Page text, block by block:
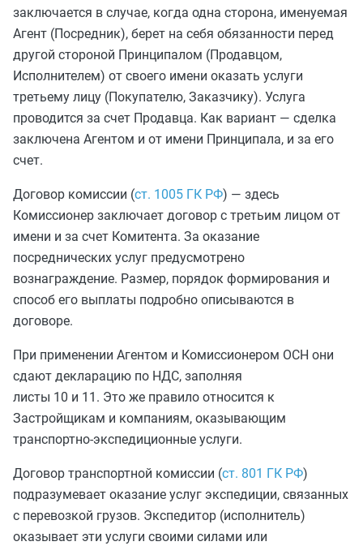
заключается в случае, когда одна сторона, именуемая
Агент (Посредник), берет на себя обязанности перед
другой стороной Принципалом (Продавцом,
Исполнителем) от своего имени оказать услуги
третьему лицу (Покупателю, Заказчику). Услуга
проводится за счет Продавца. Как вариант — сделка
заключена Агентом и от имени Принципала, и за его
счет.
Договор комиссии (ст. 1005 ГК РФ) — здесь
Комиссионер заключает договор с третьим лицом от
имени и за счет Комитента. За оказание
посреднических услуг предусмотрено
вознаграждение. Размер, порядок формирования и
способ его выплаты подробно описываются в
договоре.
При применении Агентом и Комиссионером ОСН они
сдают декларацию по НДС, заполняя
листы 10 и 11. Это же правило относится к
Застройщикам и компаниям, оказывающим
транспортно-экспедиционные услуги.
Договор транспортной комиссии (ст. 801 ГК РФ)
подразумевает оказание услуг экспедиции, связанных
с перевозкой грузов. Экспедитор (исполнитель)
оказывает эти услуги своими силами или